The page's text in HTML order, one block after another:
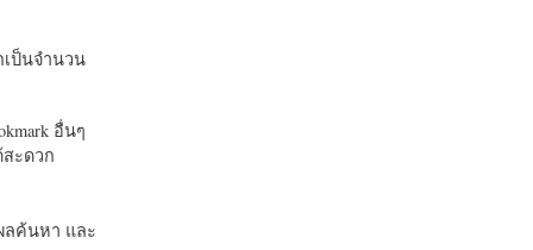
ป็นจำนวน
อื่นๆ
สะดวก
ลค้นหา และ